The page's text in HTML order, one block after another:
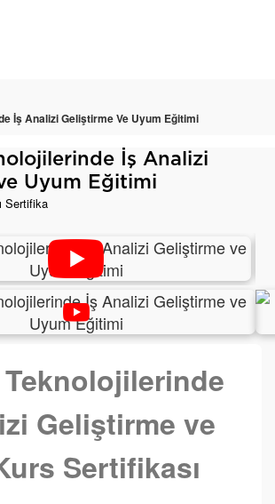
İş Analizi Geliştirme Ve Uyum Eğitimi
İş Analizi
Uyum Eğitimi
Sertifika
Geliştirme ve
Sertifikası